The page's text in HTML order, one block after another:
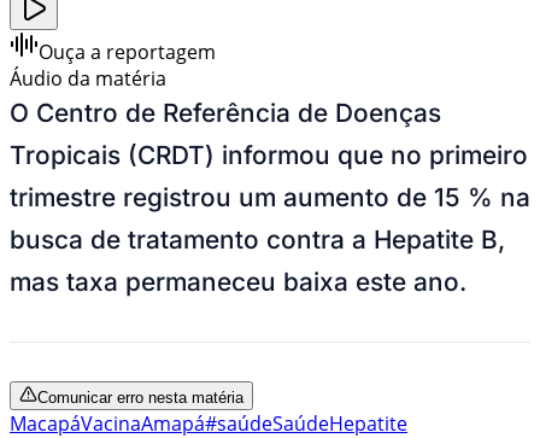
Ouça a reportagem
Áudio da matéria
O Centro de Referência de Doenças
Tropicais (CRDT) informou que no primeiro
trimestre registrou um aumento de 15 % na
busca de tratamento contra a Hepatite B,
mas taxa permaneceu baixa este ano.
Comunicar erro nesta matéria
MacapáVacinaAmapá#saúdeSaúdeHepatite